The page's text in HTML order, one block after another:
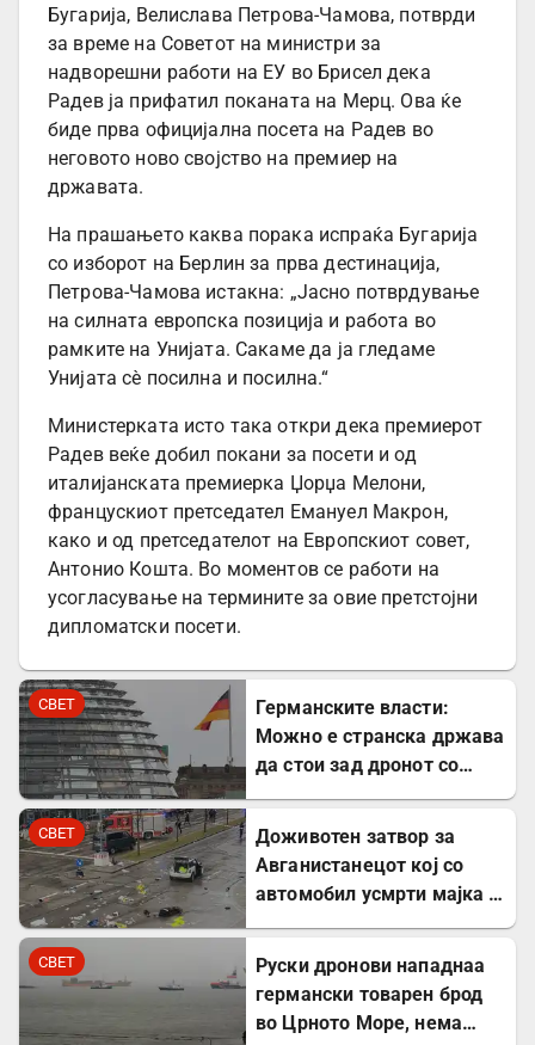
Бугарија, Велислава Петрова-Чамова, потврди
за време на Советот на министри за
надворешни работи на ЕУ во Брисел дека
Радев ја прифатил поканата на Мерц. Ова ќе
биде прва официјална посета на Радев во
неговото ново својство на премиер на
државата.
На прашањето каква порака испраќа Бугарија
со изборот на Берлин за прва дестинација,
Петрова-Чамова истакна: „Јасно потврдување
на силната европска позиција и работа во
рамките на Унијата. Сакаме да ја гледаме
Унијата сè посилна и посилна.“
Министерката исто така откри дека премиерот
Радев веќе добил покани за посети и од
италијанската премиерка Џорџа Мелони,
францускиот претседател Емануел Макрон,
како и од претседателот на Европскиот совет,
Антонио Кошта. Во моментов се работи на
усогласување на термините за овие претстојни
дипломатски посети.
СВЕТ
Германските власти:
Можно е странска држава
да стои зад дронот со
СВЕТ
Доживотен затвор за
Авганистанецот кој со
автомобил усмрти мајка и
СВЕТ
Руски дронови нападнаа
германски товарен брод
во Црното Море, нема